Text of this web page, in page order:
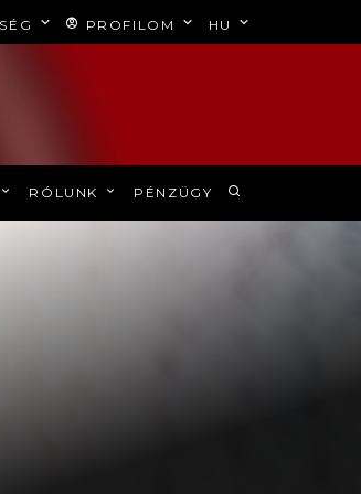
PROFILOM HU
RÓLUNK PÉNZÜGY